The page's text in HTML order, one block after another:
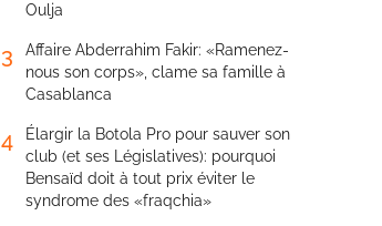
Oulja
3
Affaire Abderrahim Fakir: «Ramenez-
nous son corps», clame sa famille à
Casablanca
4
Élargir la Botola Pro pour sauver son
club (et ses Législatives): pourquoi
Bensaïd doit à tout prix éviter le
syndrome des «fraqchia»